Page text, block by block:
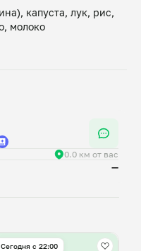
капуста, лук, рис,
0.0 км от вас
—
Сегодня с 22:00